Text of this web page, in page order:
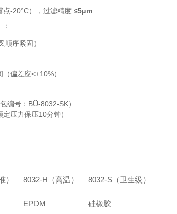
点-20°C），过滤精度≤5μm
顺序紧固）
偏差应<±10%）
编号：BÜ-8032-SK）
压力保压10分钟）
） 8032-H（高温） 8032-S（卫生级）
EPDM 硅橡胶